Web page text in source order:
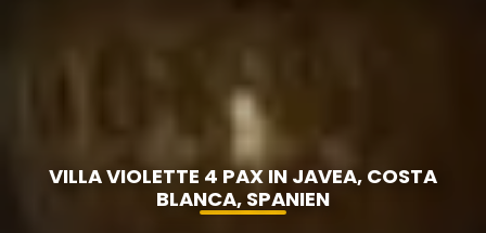
VILLA VIOLETTE 4 PAX IN JAVEA, COSTA
BLANCA, SPANIEN